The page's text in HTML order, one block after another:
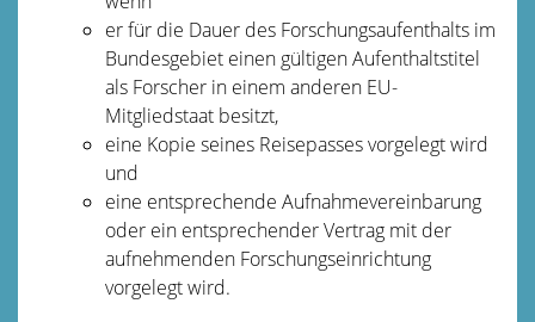
er für die Dauer des Forschungsaufenthalts im
Bundesgebiet einen gültigen Aufenthaltstitel
als Forscher in einem anderen EU-
Mitgliedstaat besitzt,
eine Kopie seines Reisepasses vorgelegt wird
und
eine entsprechende Aufnahmevereinbarung
oder ein entsprechender Vertrag mit der
aufnehmenden Forschungseinrichtung
vorgelegt wird.